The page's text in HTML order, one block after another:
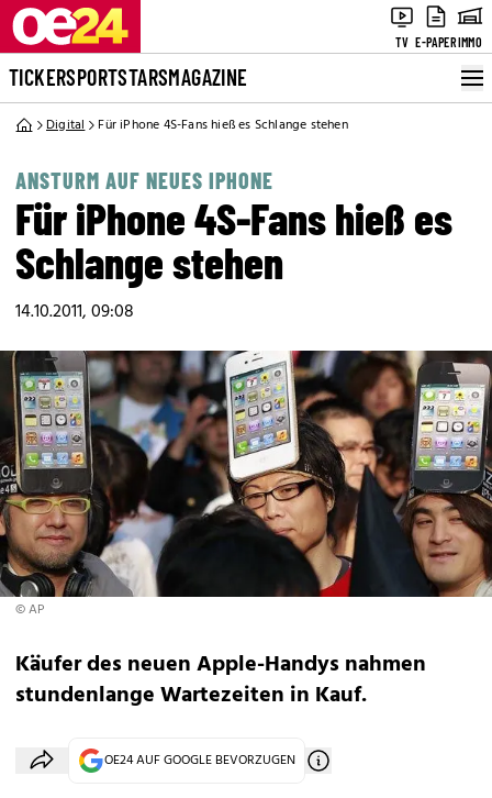
TV E-PAPERIMMO
TICKERSPORTSTARSMAGAZINE
Digital Für iPhone 4S-Fans hieß es Schlange stehen
ANSTURM AUF NEUES IPHONE
Für iPhone 4S-Fans hieß es
Schlange stehen
14.10.2011, 09:08
© AP
Käufer des neuen Apple-Handys nahmen
stundenlange Wartezeiten in Kauf.
OE24 AUF GOOGLE BEVORZUGEN